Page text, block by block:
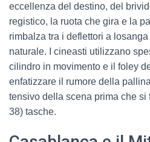
eccellenza del destino, del
registico, la ruota che gira e la
rimbalza tra i deflettori a
naturale. I cineasti utilizzano
cilindro in movimento e il foley
enfatizzare il rumore della
tensivo della scena prima che si
38) tasche.